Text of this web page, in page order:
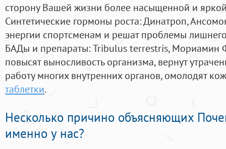
сторону Вашей жизни более насыщенной и
Синтетические гормоны роста: Динатроп,
энергии спортсменам и решат проблемы
БАДы и препараты:Tribulus terrestris, Мориамин
повысят выносливость организма, вернут
работу многих внутренних органов, омолодят
таблетки.
Несколько причино объясняющих
именно у нас?